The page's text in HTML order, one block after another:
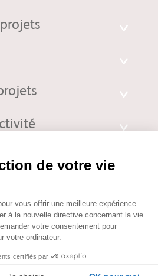
Myers Squibb pour la Recherche en
Joseph Monier - 92500 Rueil-Malmaison |
Bristol-Myers Squibb pour la
Propriété de la Fondation
pour la Recherche en Immuno-
Votre utilisation des informations sur
de nos
.